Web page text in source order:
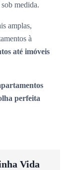
medida.
amplas,
à
até imóveis
perfeita
Vida